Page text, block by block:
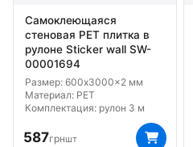
Самоклеющаяся
стеновая PET плитка в
рулоне Sticker wall SW-
00001694
Размер: 600x3000x2 мм
Материал: PET
Комплектация: рулон 3 м
587грншт